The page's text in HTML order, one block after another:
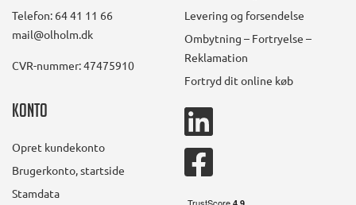
Telefon: 64 41 11 66
mail@olholm.dk
CVR-nummer: 47475910
Levering og forsendelse
Ombytning – Fortryelse –
Reklamation
Fortryd dit online køb
Konto
Opret kundekonto
Brugerkonto, startside
Stamdata
square
square